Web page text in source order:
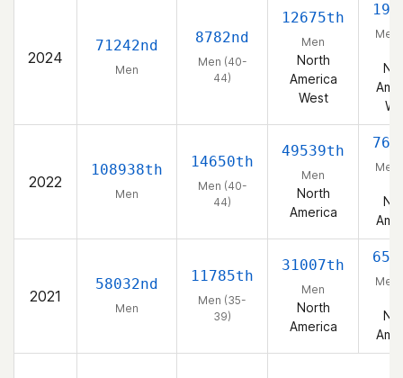
2024
71242nd
Men
8782nd
Men (40-
44)
12675th
Men
North
America
West
Men
2022
108938th
Men
14650th
Men (40-
44)
49539th
Men
North
America
Men
2021
58032nd
Men
11785th
Men (35-
39)
31007th
Men
North
America
Men